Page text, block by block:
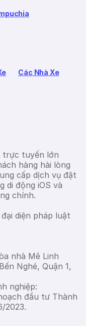
Các Nhà Xe
trực tuyến lớn
hàng hài lòng
cấp dịch vụ đặt
di động iOS và
chính.
diện pháp luật
nhà Mê Linh
Nghé, Quận 1,
nghiệp:
đầu tư Thành
2023.